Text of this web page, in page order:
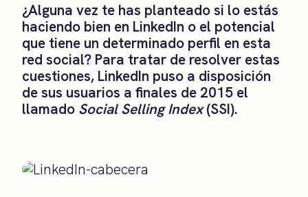
¿Alguna vez te has planteado si lo estás
haciendo bien en LinkedIn o el potencial
que tiene un determinado perfil en esta
red social? Para tratar de resolver estas
cuestiones, LinkedIn puso a disposición
de sus usuarios a finales de 2015 el
llamado Social Selling Index(SSI).